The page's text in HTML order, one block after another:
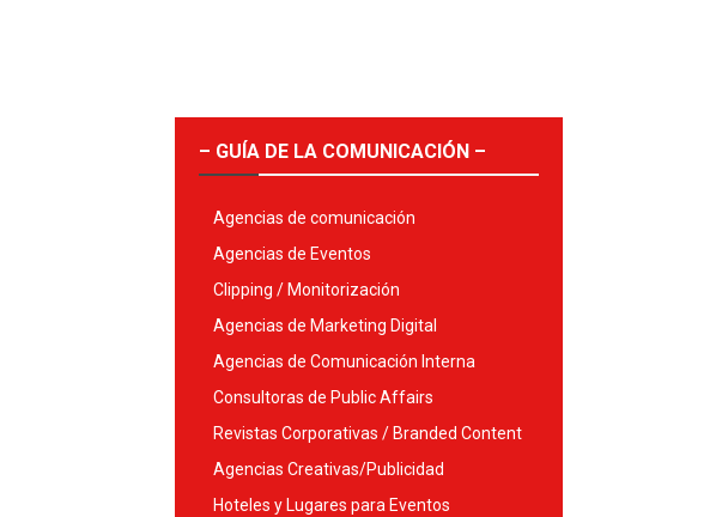
– GUÍA DE LA COMUNICACIÓN –
Agencias de comunicación
Agencias de Eventos
Clipping / Monitorización
Agencias de Marketing Digital
Agencias de Comunicación Interna
Consultoras de Public Affairs
Revistas Corporativas / Branded Content
Agencias Creativas/Publicidad
Hoteles y Lugares para Eventos